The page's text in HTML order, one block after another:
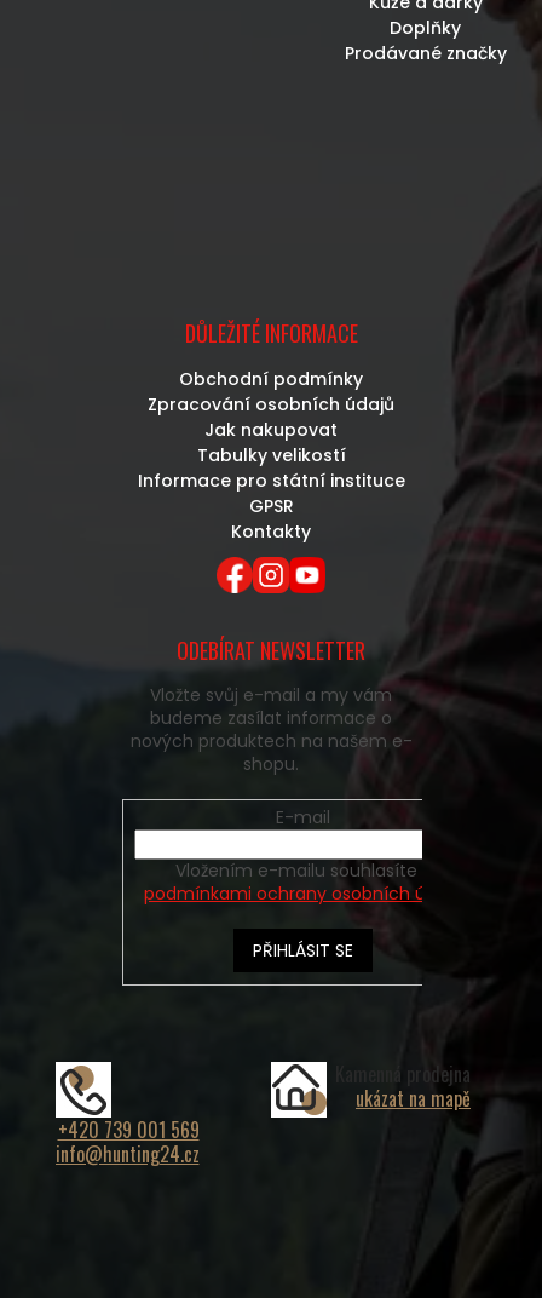
Doplňky
Prodávané značky
DŮLEŽITÉ INFORMACE
Obchodní podmínky
Zpracování osobních údajů
Jak nakupovat
Tabulky velikostí
Informace pro státní instituce
GPSR
Kontakty
ODEBÍRAT NEWSLETTER
Vložte svůj e-mail a my vám
budeme zasílat informace o
nových produktech na našem e-
shopu.
E-mail
podmínkami ochrany osobních údajů
PŘIHLÁSIT SE
+420 739 001 569
info@hunting24.cz
Kamenná prodejna
ukázat na mapě